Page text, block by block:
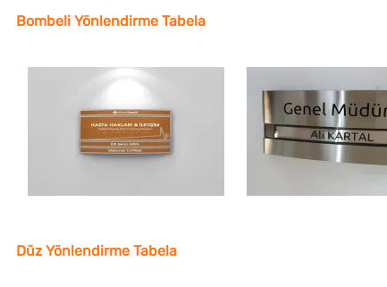
Bombeli Yönlendirme Tabela
Düz Yönlendirme Tabela